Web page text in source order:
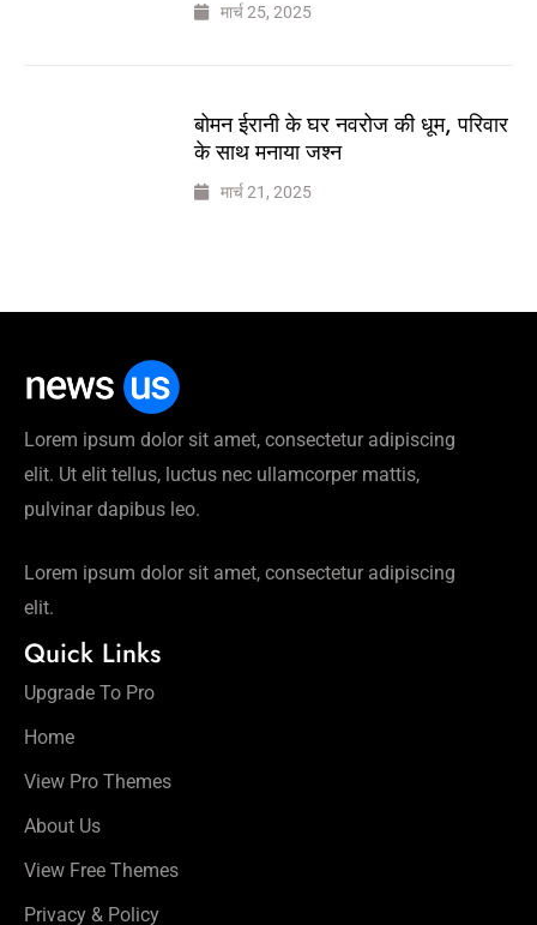
मार्च 25, 2025
बोमन ईरानी के घर नवरोज की धूम, परिवार
के साथ मनाया जश्न
मार्च 21, 2025
Lorem ipsum dolor sit amet, consectetur adipiscing
elit. Ut elit tellus, luctus nec ullamcorper mattis,
pulvinar dapibus leo.
Lorem ipsum dolor sit amet, consectetur adipiscing
elit.
Quick Links
Upgrade To Pro
Home
View Pro Themes
About Us
View Free Themes
Privacy & Policy